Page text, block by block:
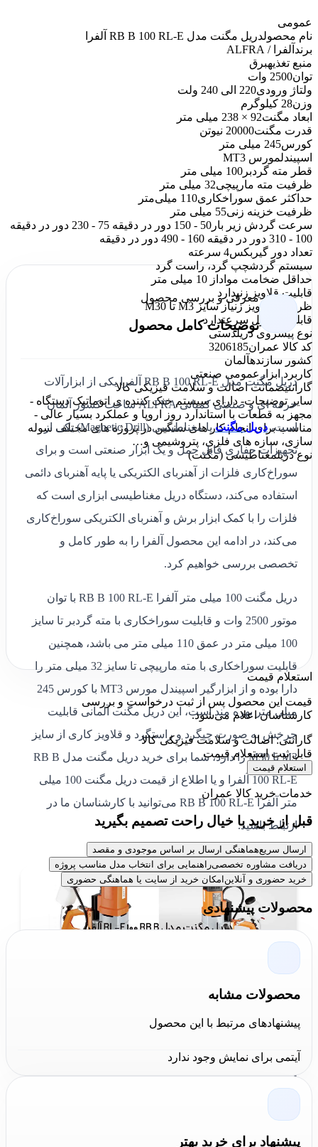
عمومی
نام محصولدریل مگنت مدل RB B 100 RL-E آلفرا
برند آلفرا / ALFRA
منبع تغذیهبرق
توان2500 وات
ولتاژ ورودی220 الی 240 ولت
وزن28 کیلوگرم
ابعاد مگنت92 × 238 میلی متر
قدرت مگنت20000 نیوتن
کورس245 میلی متر
اسپیندلمورس MT3
قطر مته گردبر 100 میلی متر
ظرفیت مته مارپیچی32 میلی متر
حداکثر عمق سوراخکاری110 میلی‌متر
ظرفیت خزینه زنی55 میلی متر
سرعت گردش زیر بار
50 - 150 دور در دقیقه 75 - 230 دور در دقیقه
100 - 310 دور در دقیقه 160 - 490 دور در دقیقه
تعداد دور گیربکس4 سرعته
سیستم گردشچپ گرد، راست گرد
حداقل ضخامت مواد از 10 میلی متر
قابلیت قلاویز زنیدارد
ظرفیت قلاویز زنیاز سایز M3 تا M30
قابلیت کنترل سرعتدارد
نوع پیشروی دریلدستی
کد کالا عمران3206185
کشور سازندهآلمان
کاربرد ابزار عمومی صنعتی
گارانتیضمانت اصالت و سلامت فیزیکی کالا
سایر توضیحات- دارای سیستم خنک کننده ی اتوماتیک دستگاه -
مجهز به قطعات با استاندارد روز اروپا و عملکرد بسیار عالی -
مناسب برای انجام کار های سنگین در پروژه های مختلف سوله
سازی، سازه های فلزی، پتروشیمی و…
نوع دریلمغناطیسی (مگنت)
معرفی و بررسی محصول
توضیحات کامل محصول
دریل مگنت مدل RB B 100 RL-E آلفرا یکی از ابزارآلات
حرفه ای و صنعتی کمپانی ALFRA ساخت کشور آلمان
است،دریل مگنت
یا مغناطیسی (Magnetic Drill) یکی از
تجهیزات حفاری قابل حمل و یک ابزار صنعتی است و برای
سوراخ‌کاری فلزات از آهنربای الکتریکی یا پایه آهنربای دائمی
استفاده می‌کند، دستگاه دریل مغناطیسی ابزاری است که
فلزات را با کمک ابزار برش و آهنربای الکتریکی سوراخ‌کاری
می‌کند، در ادامه این محصول آلفرا را به طور کامل و
تخصصی بررسی خواهیم کرد.
دریل مگنت 100 میلی متر آلفرا RB B 100 RL-E با توان
موتور 2500 وات و قابلیت سوراخکاری با مته گردبر تا سایز
100 میلی متر در عمق 110 میلی متر می باشد، همچنین
قابلیت سوراخکاری با مته مارپیچی تا سایز 32 میلی متر را
دارا بوده و از ابزارگیر اسپیندل مورس MT3 با کورس 245
میلی متر بهره مند است، این دریل مگنت آلمانی قابلیت
چرخش به صورت چپگرد و راستگرد و قلاویز کاری از سایز
M3 تا M30 را دارد، شما برای خرید دریل مگنت مدل RB B
100 RL-E آلفرا و یا اطلاع از قیمت دریل مگنت 100 میلی
متر آلفرا RB B 100 RL-E می‌توانید با کارشناسان ما در
ارتباط باشید.
آلفرا
شما می توانید به دو روش خرید آنلاین از سایت کالا عمران و
استعلام قیمت
قیمت این محصول پس از ثبت درخواست و بررسی
کارشناسان اعلام می‌شود.
گارانتی: اصالت و سلامت فیزیکی کالا
قابل ثبت استعلام قیمت
استعلام قیمت
خدمات خرید کالا عمران
قبل از خرید با خیال راحت تصمیم بگیرید
ارسال سریعهماهنگی ارسال بر اساس موجودی و مقصد
دریافت مشاوره تخصصیراهنمایی برای انتخاب مدل مناسب پروژه
خرید حضوری و آنلاین امکان خرید از سایت یا هماهنگی حضوری
محصولات پیشنهادی
محصولات مشابه
پیشنهادهای مرتبط با این محصول
آیتمی برای نمایش وجود ندارد
پیشنهاد برای خرید بهتر